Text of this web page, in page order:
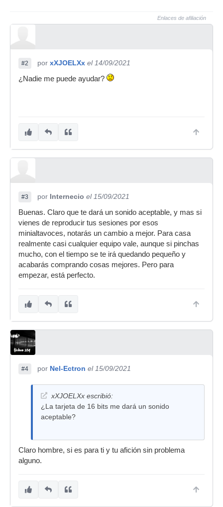
Enlaces de afiliación
#2 por xXJOELXx el 14/09/2021
¿Nadie me puede ayudar?
#3 por Internecio el 15/09/2021
Buenas. Claro que te dará un sonido aceptable, y mas si
vienes de reproducir tus sesiones por esos
minialtavoces, notarás un cambio a mejor. Para casa
realmente casi cualquier equipo vale, aunque si pinchas
mucho, con el tiempo se te irá quedando pequeño y
acabarás comprando cosas mejores. Pero para
empezar, está perfecto.
#4 por Nel-Ectron el 15/09/2021
xXJOELXx escribió:
¿La tarjeta de 16 bits me dará un sonido
aceptable?
Claro hombre, si es para ti y tu afición sin problema
alguno.